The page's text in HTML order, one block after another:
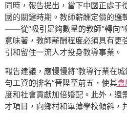
同時，報告提出，當下中國正處于
國的關鍵時期。教師薪酬定價的邏
——從“吸引足夠數量的教師”轉向“
意味著，教師薪酬程度必須具有更
引和留住一流人才投身教導事業。
報告建議，應慢慢將“教導行業在
勻工資的排名”晉陞至前五，使其會
度和社會貢獻加倍婚配。此外，還
才項目，向鄉村和單薄學校傾斜，